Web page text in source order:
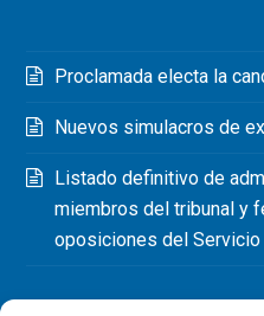
Proclamada electa la
Nuevos simulacros de
Listado definitivo de
miembros del tribunal y
oposiciones del Servicio